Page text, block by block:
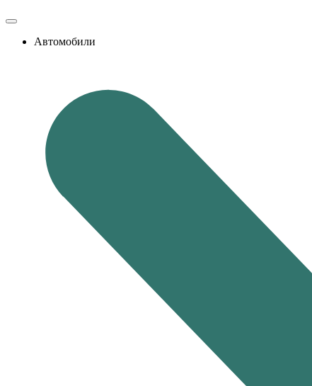
Автомобили